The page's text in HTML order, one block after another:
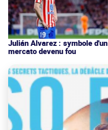
Julián Alvarez : symbole d'un
mercato devenu fou